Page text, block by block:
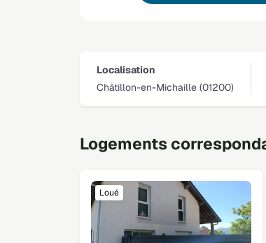
Localisation
Châtillon-en-Michaille (01200)
Logements
Loué